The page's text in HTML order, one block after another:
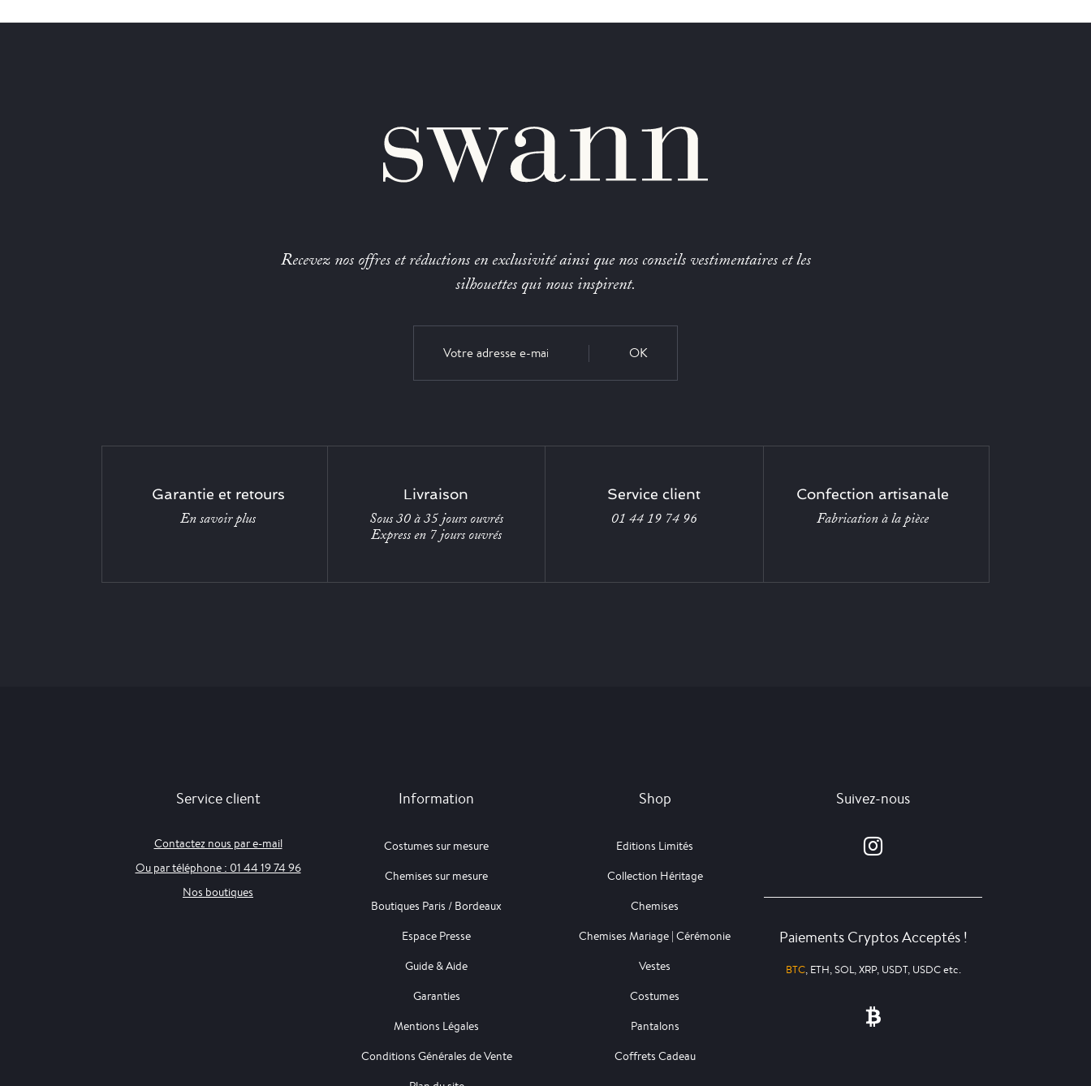
Recevez nos offres et réductions en exclusivité ainsi que nos conseils vestimentaires et les
silhouettes qui nous inspirent.
OK
Garantie et retours
En savoir plus
Livraison
Sous 30 à 35 jours ouvrés
Express en 7 jours ouvrés
Service client
01 44 19 74 96
Confection artisanale
Fabrication à la pièce
Service client
Contactez nous par e-mail
Ou par téléphone : 01 44 19 74 96
Nos boutiques
Information
Costumes sur mesure
Chemises sur mesure
Boutiques Paris / Bordeaux
Espace Presse
Guide & Aide
Garanties
Mentions Légales
Conditions Générales de Vente
Shop
Editions Limités
Collection Héritage
Chemises
Chemises Mariage | Cérémonie
Vestes
Costumes
Pantalons
Coffrets Cadeau
Suivez-nous
Paiements Cryptos Acceptés !
BTC, ETH, SOL, XRP, USDT, USDC etc.